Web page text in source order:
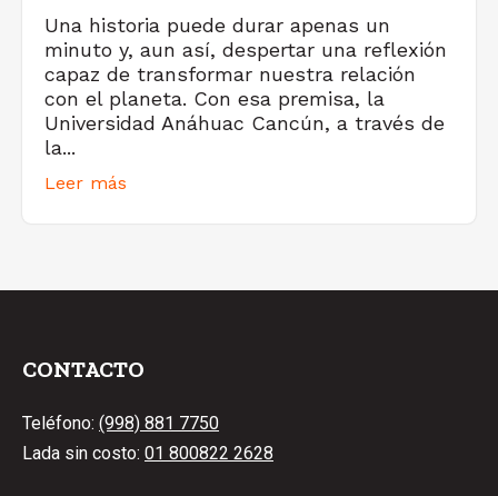
Una historia puede durar apenas un
minuto y, aun así, despertar una reflexión
capaz de transformar nuestra relación
con el planeta. Con esa premisa, la
Universidad Anáhuac Cancún, a través de
la...
Leer más
CONTACTO
Teléfono: (998) 881 7750
Lada sin costo: 01 800822 2628